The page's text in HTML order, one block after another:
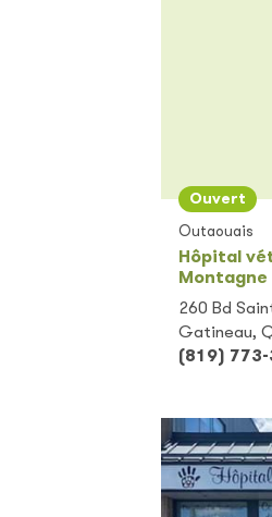
Hôpital
Montagne
Ouvert
Outaouais
260 Bd
Gatineau,
(819)